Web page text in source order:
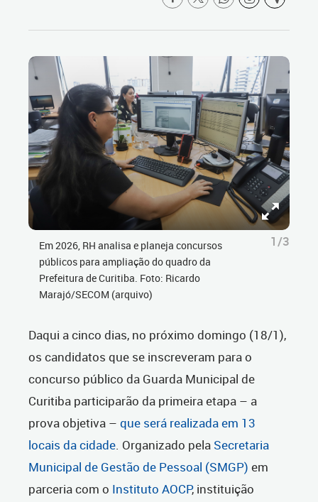
Em 2026, RH analisa e planeja concursos
públicos para ampliação do quadro da
Prefeitura de Curitiba. Foto: Ricardo
Marajó/SECOM (arquivo)
1/3
Daqui a cinco dias, no próximo domingo (18/1),
os candidatos que se inscreveram para o
concurso público da Guarda Municipal de
Curitiba participarão da primeira etapa – a
prova objetiva – que será realizada em 13
locais da cidade. Organizado pela Secretaria
Municipal de Gestão de Pessoal (SMGP) em
parceria com o Instituto AOCP, instituição